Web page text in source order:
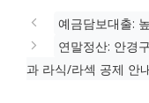
예금담보대출:
연말정산: 안경
과 라식/라섹 공제 안